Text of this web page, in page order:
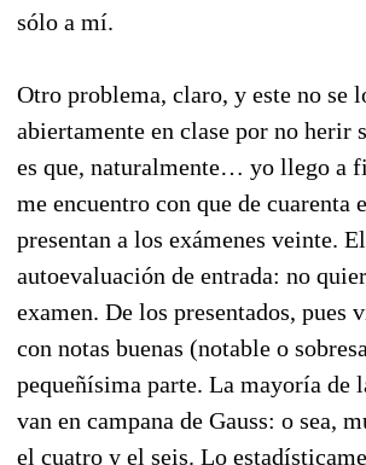
sólo a mí.
Otro problema, claro, y este no se
abiertamente en clase por no herir
es que, naturalmente… yo llego a
me encuentro con que de cuarenta
presentan a los exámenes veinte.
autoevaluación de entrada: no
examen. De los presentados, pues
con notas buenas (notable o
pequeñísima parte. La mayoría de
van en campana de Gauss: o sea,
el cuatro y el seis. Lo